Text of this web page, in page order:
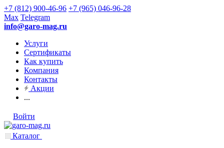
+7 (812) 900-46-96 +7 (965) 046-96-28
Max Telegram
info@garo-mag.ru
Услуги
Сертификаты
Как купить
Компания
Контакты
Акции
...
Войти
Каталог